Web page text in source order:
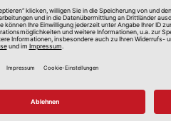
Merken